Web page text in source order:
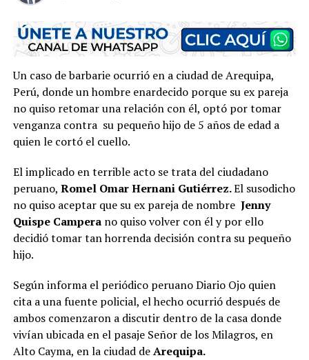
Un caso de barbarie ocurrió en a ciudad de Arequipa,
Perú, donde un hombre enardecido porque su ex pareja
no quiso retomar una relación con él, optó por tomar
venganza contra su pequeño hijo de 5 años de edad a
quien le cortó el cuello.
El implicado en terrible acto se trata del ciudadano
peruano, Romel Omar Hernani Gutiérrez.El susodicho
no quiso aceptar que su ex pareja de nombre Jenny
Quispe Camperano quiso volver con él y por ello
decidió tomar tan horrenda decisión contra su pequeño
hijo.
Según informa el periódico peruano Diario Ojo quien
cita a una fuente policial, el hecho ocurrió después de
ambos comenzaron a discutir dentro de la casa donde
vivían ubicada en el pasaje Señor de los Milagros, en
Alto Cayma, en la ciudad deArequipa.